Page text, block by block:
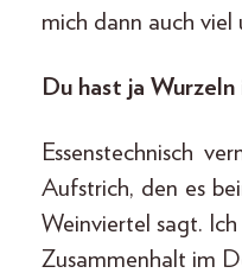
mich dann auch
Du hast ja
Essenstechnisch
Aufstrich, den es
Weinviertel sagt.
Zusammenhalt im